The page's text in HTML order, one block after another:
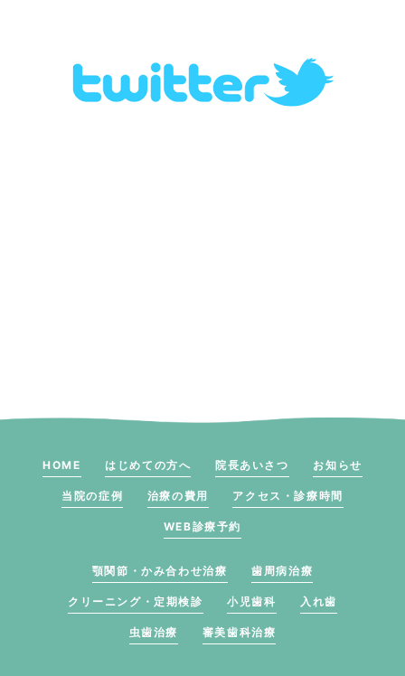
HOME はじめての方へ 院長あいさつ お知らせ
当院の症例 治療の費用 アクセス・診療時間
WEB診療予約
顎関節・かみ合わせ治療 歯周病治療
クリーニング・定期検診 小児歯科 入れ歯
虫歯治療 審美歯科治療